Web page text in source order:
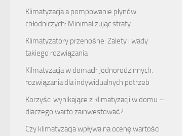
Klimatyzacja a pompowanie płynów
chłodniczych: Minimalizując straty
Klimatyzatory przenośne: Zalety i wady
takiego rozwiązania
Kilmatyzacja w domach jednorodzinnych:
rozwiązania dla indywidualnych potrzeb
Korzyści wynikające z klimatyzacji w domu –
dlaczego warto zainwestować?
Czy klimatyzacja wpływa na ocenę wartości